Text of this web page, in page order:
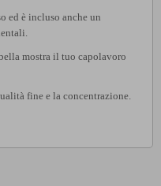
ed è incluso anche un
mostra il tuo capolavoro
fine e la concentrazione.